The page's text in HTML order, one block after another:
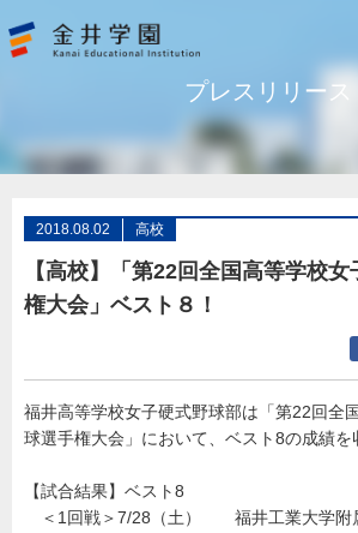
校】
「第
22
校
８！
プレスリリース
2018.08.02 高校
【高校】「第22回全国高等学校
権大会」ベスト８！
福井高等学校女子硬式野球部は「第22回全
球選手権大会」において、ベスト8の成績を
【試合結果】ベスト8
＜1回戦＞7/28（土） 福井工業大学附